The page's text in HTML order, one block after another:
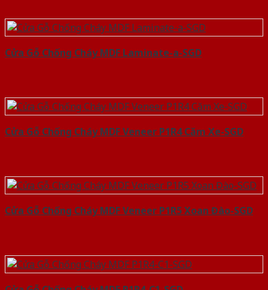
Cửa Gỗ Chống Cháy MDF Laminate-a-SGD
Cửa Gỗ Chống Cháy MDF Veneer P1R4 Căm Xe-SGD
Cửa Gỗ Chống Cháy MDF Veneer P1R5 Xoan Đào-SGD